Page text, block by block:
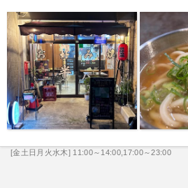
[金土日月火水木] 11:00～14:00,17:00～23:00